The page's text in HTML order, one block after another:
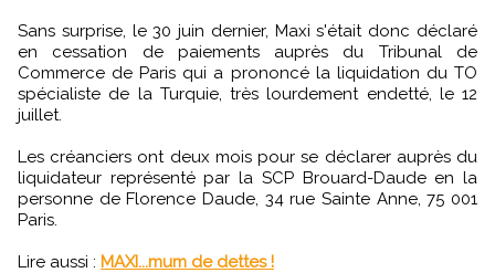
Sans surprise, le 30 juin dernier, Maxi s'était donc déclaré
en cessation de paiements auprès du Tribunal de
Commerce de Paris qui a prononcé la liquidation du TO
spécialiste de la Turquie, très lourdement endetté, le 12
juillet.
Les créanciers ont deux mois pour se déclarer auprès du
liquidateur représenté par la SCP Brouard-Daude en la
personne de Florence Daude, 34 rue Sainte Anne, 75 001
Paris.
Lire aussi : MAXI...mum de dettes !